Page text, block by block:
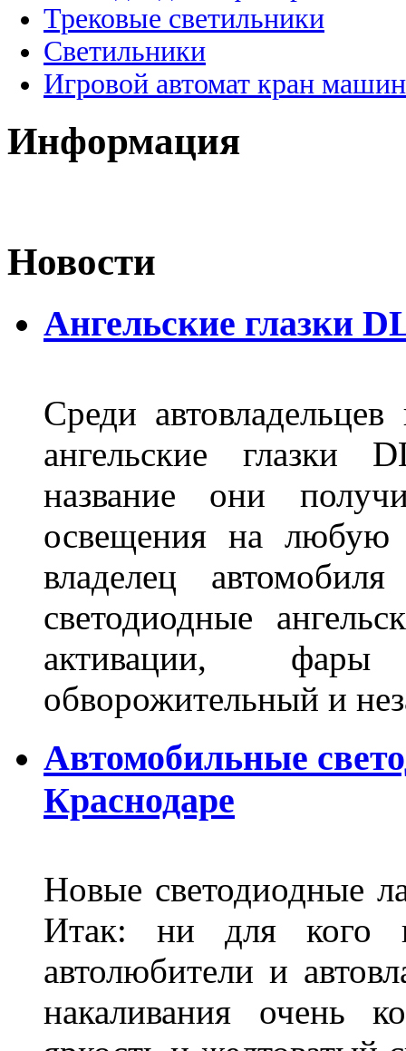
Трековые светильники
Светильники
Игровой автомат кран
Информация
Новости
Ангельские глазки
Среди
ангельские глазки
название они
освещения на любую
владелец
светодиодные
активации, фары
обворожительный и
Автомобильные
Краснодаре
Новые светодиодные
Итак: ни для кого
автолюбители и
накаливания очень